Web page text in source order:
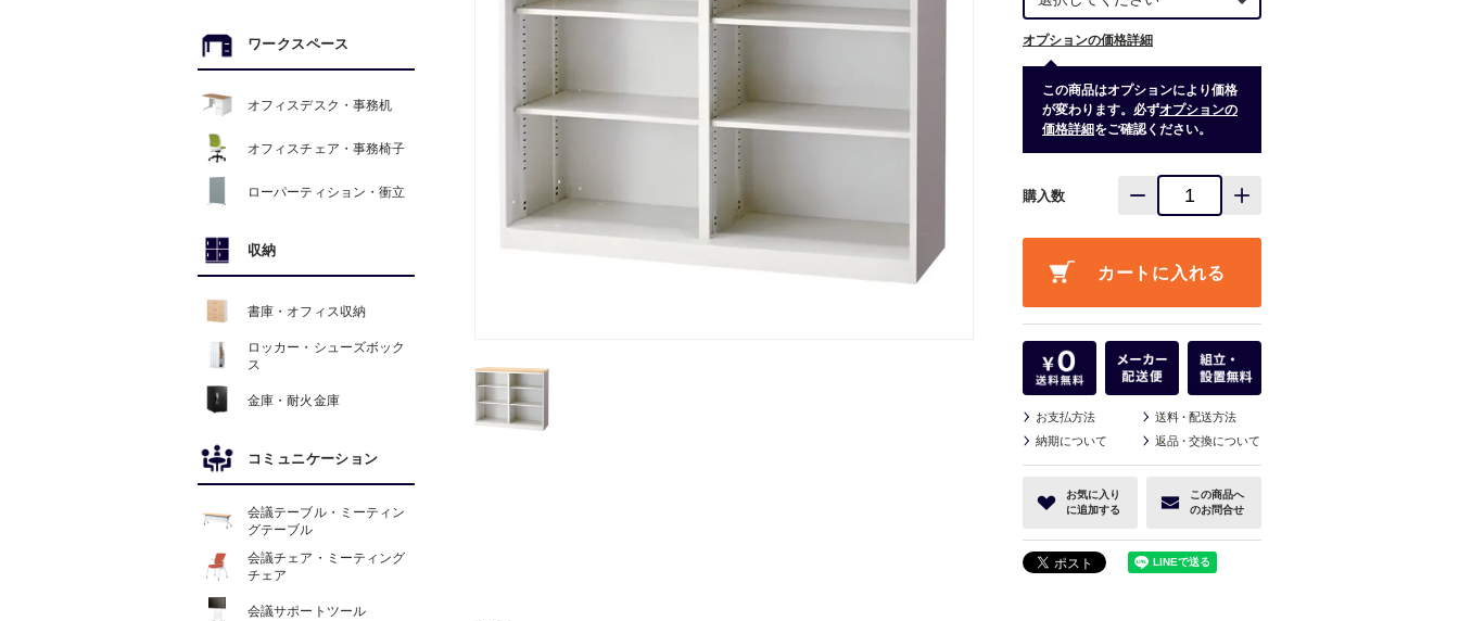
オプションの価格詳細
この商品はオプションにより価格
が変わります。必ずオプションの
価格詳細をご確認ください。
購入数
お支払方法 送料・配送方法
納期について
返品・交換について
お気に入り
に追加する
この商品へ
のお問合せ
ワークスペース
オフィスデスク・事務机
オフィスチェア・事務椅子
ローパーティション・衝立
収納
書庫・オフィス収納
ロッカー・シューズボック
ス
金庫・耐火金庫
コミュニケーション
会議テーブル・ミーティン
グテーブル
会議チェア・ミーティング
チェア
会議サポートツール